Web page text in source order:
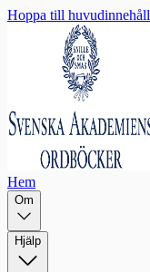
Hoppa till huvudinnehåll
Hem
Om
Hjälp